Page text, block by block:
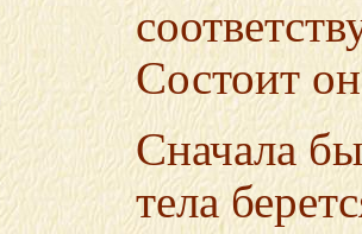
Состоит
Сначала
тела